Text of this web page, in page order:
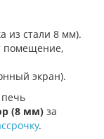
из стали 8 мм).
помещение,
экран).
ечь
(8 мм) за
.